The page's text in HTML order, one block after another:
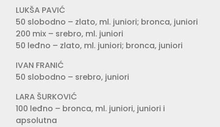
LUKŠA PAVIĆ
50 slobodno – zlato, ml. juniori; bronca, juniori
200 mix – srebro, ml. juniori
50 leđno – zlato, ml. juniori; bronca, juniori
IVAN FRANIĆ
50 slobodno – srebro, juniori
LARA ŠURKOVIĆ
100 leđno – bronca, ml. juniori, juniori i
apsolutna